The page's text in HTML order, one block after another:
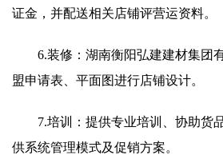
证金，并配送相关店铺评营运资料。
6.装修：湖南衡阳弘建建材集团
盟申请表、平面图进行店铺设计。
7.培训：提供专业培训、协助货
供系统管理模式及促销方案。